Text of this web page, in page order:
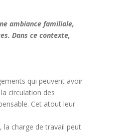
ambiance familiale,
Dans ce contexte,
qui peuvent avoir
circulation des
Cet atout leur
la charge de travail peut